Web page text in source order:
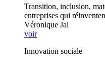
Transition, inclusion,
entreprises qui
Véronique Jal
voir
Innovation sociale